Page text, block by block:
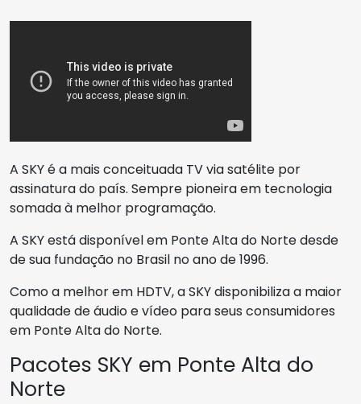
A SKY é a mais conceituada TV via satélite por
assinatura do país. Sempre pioneira em tecnologia
somada à melhor programação.
A SKY está disponível em Ponte Alta do Norte desde
de sua fundação no Brasil no ano de 1996.
Como a melhor em HDTV, a SKY disponibiliza a maior
qualidade de áudio e vídeo para seus consumidores
em Ponte Alta do Norte.
Pacotes SKY em Ponte Alta do
Norte